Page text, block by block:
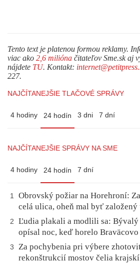
Tento text je platenou formou reklamy.
viac ako 2,6 milióna čitateľov Sme.sk aj
nájdete TU. Kontakt:
227.
NAJČÍTANEJŠIE TLAČOVÉ SPRÁVY
4 hodiny 24 hodín 3 dni 7 dní
NAJČÍTANEJŠIE SPRÁVY NA SME
4 hodiny 24 hodín 7 dní
1
Obrovský požiar na Horehroní:
celá ulica, oheň mal byť založený
2
Ľudia plakali a modlili sa:
opísal noc, keď horelo Braväcovo
3
Za pochybenia pri výbere
rekonštrukcií mostov čelia